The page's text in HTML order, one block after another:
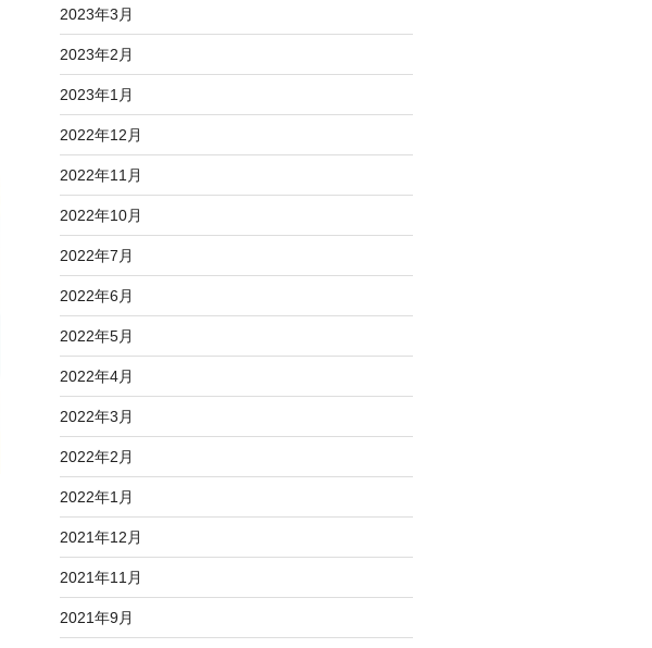
2023年3月
2023年2月
2023年1月
2022年12月
2022年11月
2022年10月
2022年7月
2022年6月
2022年5月
2022年4月
2022年3月
2022年2月
2022年1月
2021年12月
2021年11月
2021年9月